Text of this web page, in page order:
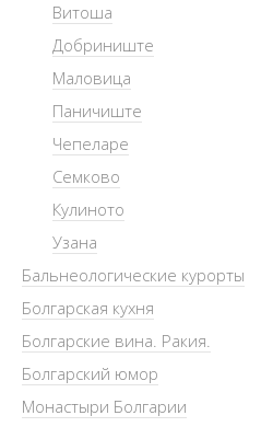
Витоша
Добриниште
Маловица
Паничиште
Чепеларе
Семково
Кулиното
Узана
Бальнеологические курорты
Болгарская кухня
Болгарские вина. Ракия.
Болгарский юмор
Монастыри Болгарии